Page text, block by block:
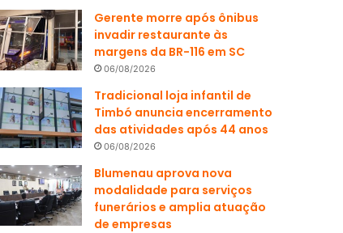
Gerente morre após ônibus
invadir restaurante às
margens da BR-116 em SC
06/08/2026
Tradicional loja infantil de
Timbó anuncia encerramento
das atividades após 44 anos
06/08/2026
Blumenau aprova nova
modalidade para serviços
funerários e amplia atuação
de empresas